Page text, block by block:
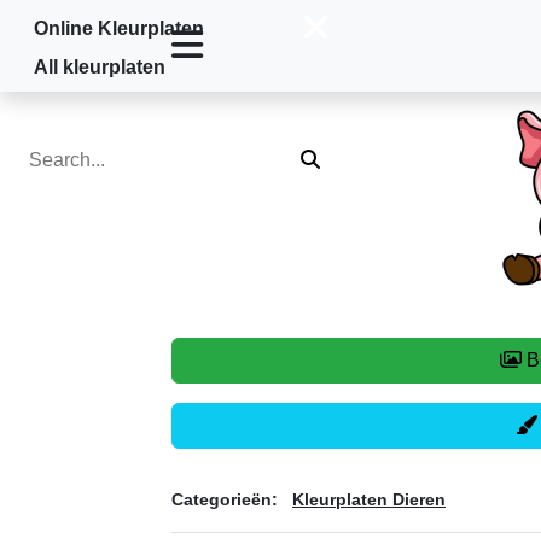
Online Kleurplaten
All kleurplaten
Home
Categorieën: Kleurplaten Dieren